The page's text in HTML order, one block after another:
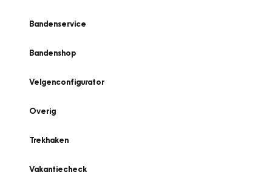
Bandenservice
Bandenshop
Velgenconfigurator
Overig
Trekhaken
Vakantiecheck